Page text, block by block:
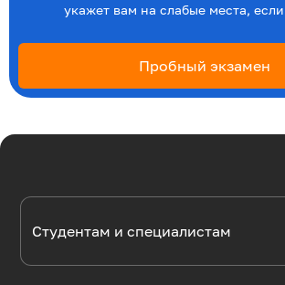
укажет вам на слабые места,
Пробный экзамен
Студентам и специалистам